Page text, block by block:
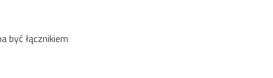
być łącznikiem